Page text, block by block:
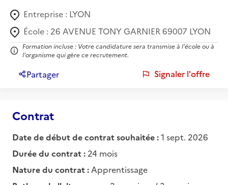
Entreprise : LYON
École : 26 AVENUE TONY GARNIER 69007 LYON
Formation incluse : Votre candidature sera transmise à l'école ou à
l'organisme qui gère ce recrutement.
Partager Signaler l'offre
Contrat
Date de début de contrat souhaitée :1 sept. 2026
Durée du contrat : 24 mois
Nature du contrat : Apprentissage